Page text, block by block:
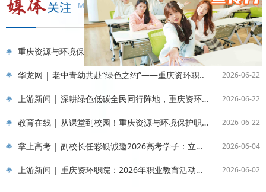
2026-04-30
MEDIA ATTENTION 更多
重庆资源与环境保护职业学院：红魂铸根脉，绿梦赴“.. 2026-07-02
华龙网 | 老中青幼共赴“绿色之约”——重庆资环职.. 2026-06-22
上游新闻 | 深耕绿色低碳全民同行阵地，重庆资环职.. 2026-06-22
教育在线 | 从课堂到校园！重庆资源与环境保护职业.. 2026-06-22
掌上高考 | 副校长任彩银诚邀2026高考学子：立足资.. 2026-06-04
上游新闻 | 重庆资环职院：2026年职业教育活动月绘.. 2026-06-02